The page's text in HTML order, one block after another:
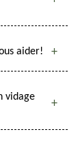
aider!
vidage